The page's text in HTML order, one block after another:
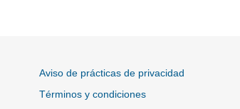
Aviso de prácticas de privacidad
Términos y condiciones